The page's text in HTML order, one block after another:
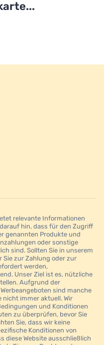
relevante Informationen
hin, dass für den Zugriff
genannten Produkte und
oder sonstige
sind. Sollten Sie in unserem
Sie zur Zahlung oder zur
werden,
Unser Ziel ist es, nützliche
Aufgrund der
sind manche
immer aktuell. Wir
und Konditionen
zu überprüfen, bevor Sie
Sie, dass wir keine
Konditionen von
diese Website ausschließlich